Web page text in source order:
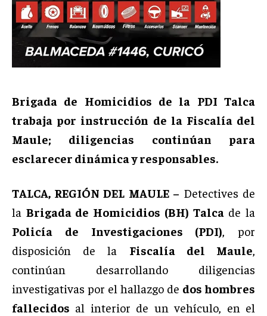
Brigada de Homicidios de la PDI Talca
trabaja por instrucción de la Fiscalía del
Maule; diligencias continúan para
esclarecer dinámica y responsables.
TALCA, REGIÓN DEL MAULE – Detectives de
la Brigada de Homicidios (BH) Talcade la
Policía de Investigaciones (PDI), por
disposición de la Fiscalía del Maule,
continúan desarrollando diligencias
investigativas por el hallazgo de dos hombres
fallecidos al interior de un vehículo, en el